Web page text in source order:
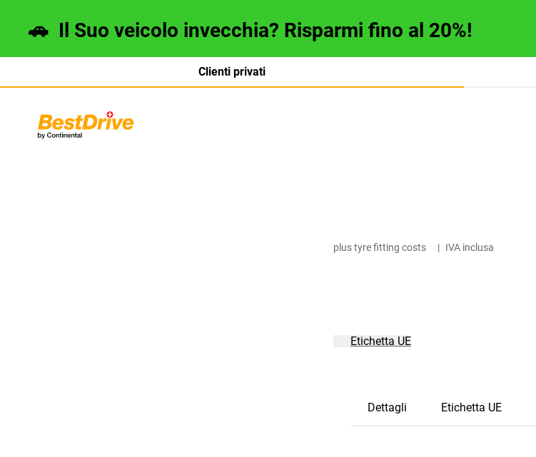
🚗 Il Suo veicolo invecchia? Risparmi fino al 20%!
Clienti privati
Deutsch
plus tyre fitting costs | IVA inclusa
Etichetta UE
Dettagli Etichetta UE